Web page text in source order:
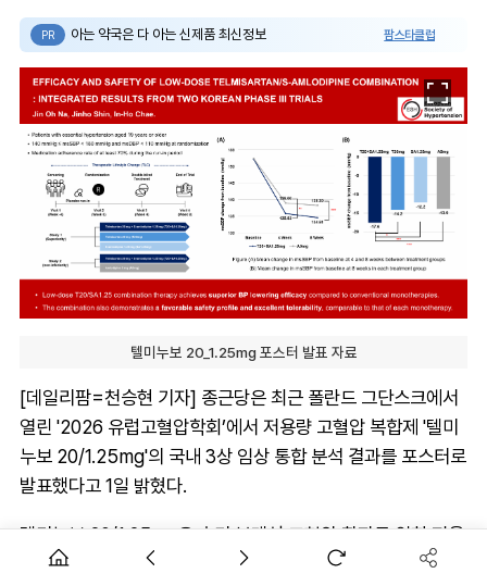
PR 아는 약국은 다 아는 신제품 최신정보 팜스타클럽
텔미누보 20_1.25mg 포스터 발표 자료
[데일리팜=천승현 기자] 종근당은 최근 폴란드 그단스크에서
열린 '2026 유럽고혈압학회’에서 저용량 고혈압 복합제 '텔미
누보 20/1.25mg'의 국내 3상 임상 통합 분석 결과를 포스터로
발표했다고 1일 밝혔다.
텔미누보 20/1.25mg은 초기 본태성 고혈압 환자를 위한 저용
량 복합제로, 세계 최초로 텔미사르탄 20mg과 에스암로디핀